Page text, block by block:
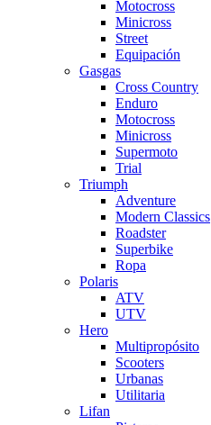
Motocross
Minicross
Street
Equipación
Gasgas
Cross Country
Enduro
Motocross
Minicross
Supermoto
Trial
Triumph
Adventure
Modern Classics
Roadster
Superbike
Ropa
Polaris
ATV
UTV
Hero
Multipropósito
Scooters
Urbanas
Utilitaria
Lifan